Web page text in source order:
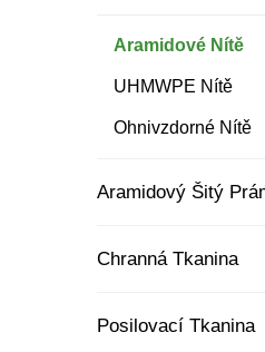
Aramidové Nítě
UHMWPE Nítě
Ohnivzdorné Nítě
Aramidový Šitý
Chranná Tkanina
Posilovací Tkanina